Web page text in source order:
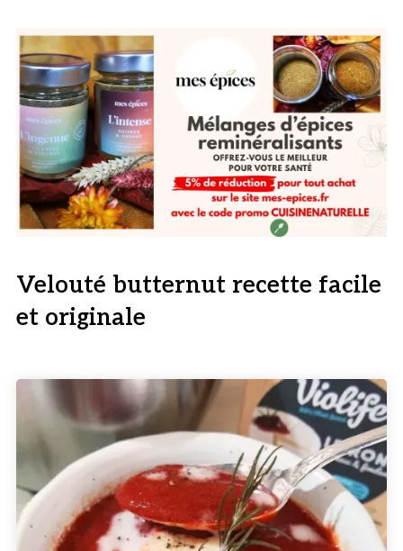
Velouté butternut recette facile
et originale